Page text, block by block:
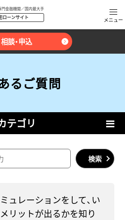
門金融機関／国内最大手
ローンサイト
相談・申込
るご質問
テゴリ
検索
ュレーションをして、い
リットが出るかを知り